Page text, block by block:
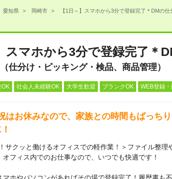
愛知県 岡崎市 【1日～】スマホから3分で登録完了＊DMの仕
スマホから3分で登録完了＊
仕分け・ピッキング・検品、商品管理）
社会人未経験OK 大学生歓迎 ブランクOK WEB登録
はお休みなので、家族との時間もばっち
サクッと働けるオフィスでの軽作業！＞ファイル整理
オフィス内でのお仕事なので、いつでも快適です！
マホやパソコンがあればその場で登録完了！履歴書も